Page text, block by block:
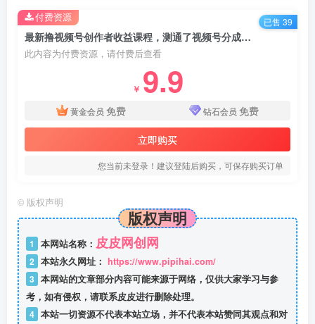
最新撸视频号‮作创‬者‮益收‬课程，测通了视频号分成计划，一天百来块
此内容为付费资源，请付费后查看
￥ 9.9
黄金会员 免费 钻石会员 免费
立即购买
您当前未登录！建议登陆后购买，可保存购买订单
付费资源 已售 39
© 版权声明
版权声明
1 本网站名称： 皮皮网创网
2 本站永久网址： https://www.pipihai.com/
3 本网站的文章部分内容可能来源于网络，仅供大家学习与参
考，如有侵权，请联系皮皮进行删除处理。
4 本站一切资源不代表本站立场，并不代表本站赞同其观点和对